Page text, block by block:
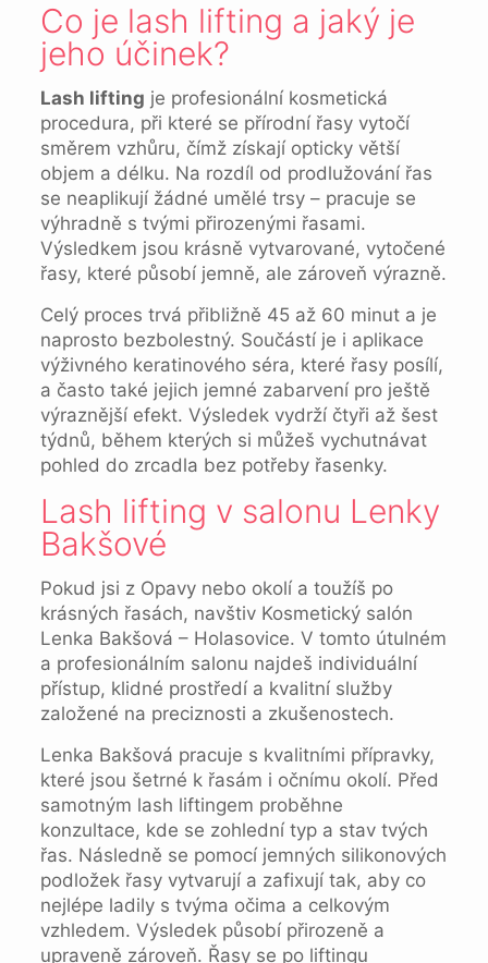
Co je lash lifting a jaký je
jeho účinek?
Lash lifting je profesionální kosmetická
procedura, při které se přírodní řasy vytočí
směrem vzhůru, čímž získají opticky větší
objem a délku. Na rozdíl od prodlužování řas
se neaplikují žádné umělé trsy – pracuje se
výhradně s tvými přirozenými řasami.
Výsledkem jsou krásně vytvarované, vytočené
řasy, které působí jemně, ale zároveň výrazně.
Celý proces trvá přibližně 45 až 60 minut a je
naprosto bezbolestný. Součástí je i aplikace
výživného keratinového séra, které řasy posílí,
a často také jejich jemné zabarvení pro ještě
výraznější efekt. Výsledek vydrží čtyři až šest
týdnů, během kterých si můžeš vychutnávat
pohled do zrcadla bez potřeby řasenky.
Lash lifting v salonu Lenky
Bakšové
Pokud jsi z Opavy nebo okolí a toužíš po
krásných řasách, navštiv Kosmetický salón
Lenka Bakšová – Holasovice. V tomto útulném
a profesionálním salonu najdeš individuální
přístup, klidné prostředí a kvalitní služby
založené na preciznosti a zkušenostech.
Lenka Bakšová pracuje s kvalitními přípravky,
které jsou šetrné k řasám i očnímu okolí. Před
samotným lash liftingem proběhne
konzultace, kde se zohlední typ a stav tvých
řas. Následně se pomocí jemných silikonových
podložek řasy vytvarují a zafixují tak, aby co
nejlépe ladily s tvýma očima a celkovým
vzhledem. Výsledek působí přirozeně a
upraveně zároveň. Řasy se po liftingu